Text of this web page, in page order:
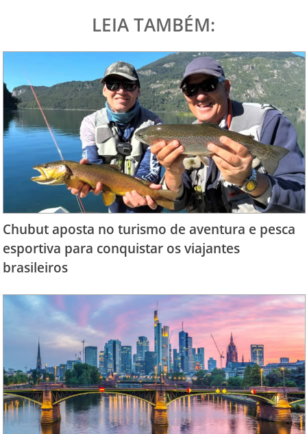
LEIA TAMBÉM:
Chubut aposta no turismo de aventura e pesca
esportiva para conquistar os viajantes
brasileiros